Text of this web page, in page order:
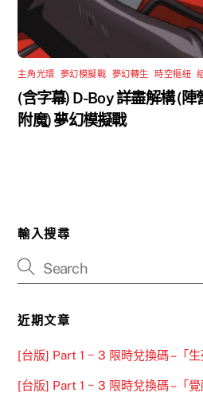
主角光環 夢幻模擬戰 夢幻轉生 時空樞紐 ,
(含字幕) D-Boy 詳盡解構 (陣
附魔) 夢幻模擬戰
輸入搜尋
近期文章
[台版] Part 1 ~ 3 限時兌換碼 –「生
[台版] Part 1 ~ 3 限時兌換碼 –「覺